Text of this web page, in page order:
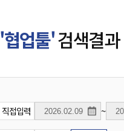
'협업툴'검색결과
직접입력 ~